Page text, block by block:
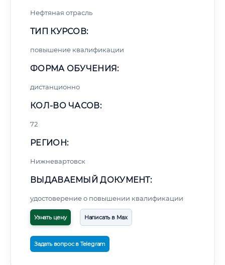
Нефтяная отрасль
ТИП КУРСОВ:
повышение квалификации
ФОРМА ОБУЧЕНИЯ:
дистанционно
КОЛ-ВО ЧАСОВ:
72
РЕГИОН:
Нижневартовск
ВЫДАВАЕМЫЙ ДОКУМЕНТ:
удостоверение о повышении квалификации
Узнать цену Написать в Max
Задать вопрос в Telegram